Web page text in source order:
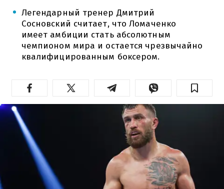
Легендарный тренер Дмитрий
Сосновский считает, что Ломаченко
имеет амбиции стать абсолютным
чемпионом мира и остается чрезвычайно
квалифицированным боксером.